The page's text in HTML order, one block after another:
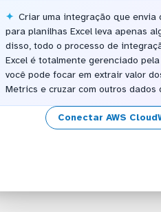
Criar uma integração que envia
para planilhas Excel leva apenas
disso, todo o processo de
Excel é totalmente gerenciado
você pode focar em extrair valor
Metrics e cruzar com outros dados
Conectar AWS